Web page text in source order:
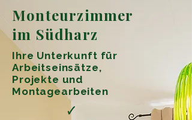
Monteurzimmer
im Südharz
Ihre Unterkunft für
Arbeitseinsätze,
Projekte und
Montagearbeiten
🗸